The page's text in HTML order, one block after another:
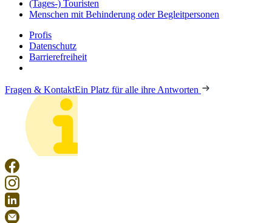
(Tages-) Touristen
Menschen mit Behinderung oder Begleitpersonen
Profis
Datenschutz
Barrierefreiheit
Fragen & KontaktEin Platz für alle ihre Antworten